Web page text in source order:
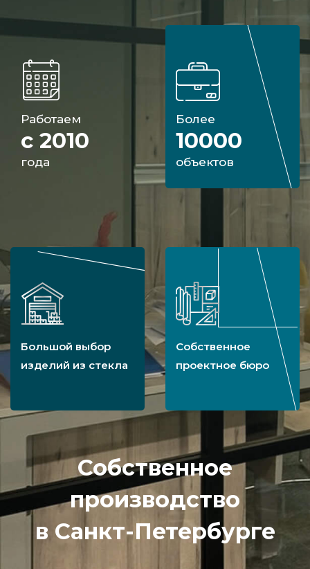
Работаем
с 2010
года
Более
10000
объектов
Большой выбор
изделий из стекла
Собственное
проектное бюро
Собственное
производство
в Санкт-Петербурге